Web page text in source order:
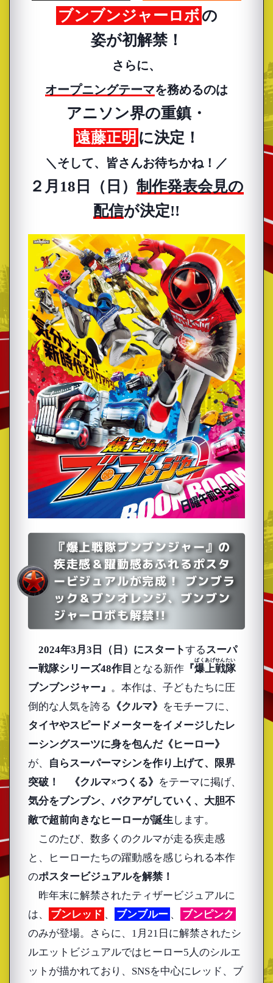
ブンブンジャーロボの
姿が初解禁！
さらに、
オープニングテーマを務めるのは
アニソン界の重鎮・
遠藤正明 に決定！
＼そして、皆さんお待ちかね！／
２月18日（日） 制作発表会見の
配信が決定!!
『爆上戦隊ブンブンジャー』の
疾走感＆躍動感あふれるポスタ
ービジュアルが完成！ ブンブラ
ック＆ブンオレンジ、ブンブン
ジャーロボも解禁!!
2024年3月3日（日）にスタートする スーパ
ー戦隊シリーズ48作目 となる新作『爆上戦隊
ばくあげせんたい
ブンブンジャー』 。本作は、子どもたちに圧
倒的な人気を誇る 《クルマ》 をモチーフに、
タイヤやスピードメーターをイメージしたレ
ーシングスーツに身を包んだ《ヒーロー》
が、
自らスーパーマシンを作り上げて、限界
突破！ 《クルマ×つくる》 をテーマに掲げ、
気分をブンブン、バクアゲしていく、大胆不
敵で超前向きなヒーローが誕生 します。
このたび、数多くのクルマが走る疾走感
と、ヒーローたちの躍動感を感じられる本作
のポスタービジュアルを解禁！
昨年末に解禁されたティザービジュアルに
は、
ブンレッド 、 ブンブルー 、
ブンピンク
のみが登場。さらに、1月21日に解禁されたシ
ルエットビジュアルではヒーロー5人のシルエ
ットが描かれており、SNSを中心にレッド、ブ